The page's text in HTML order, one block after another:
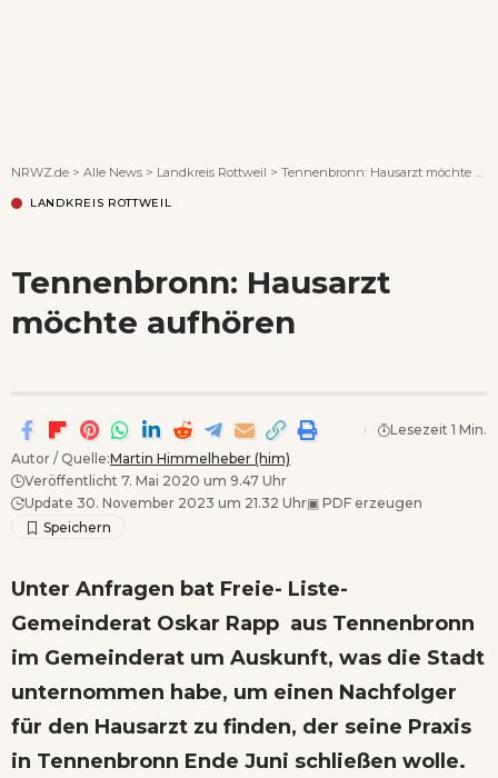
NRWZ.de > Alle News > Landkreis Rottweil > Tennenbronn: Hausarzt möchte aufhören
LANDKREIS ROTTWEIL
Tennenbronn: Hausarzt
möchte aufhören
Autor / Quelle:Martin Himmelheber (him)
Veröffentlicht 7. Mai 2020 um 9.47 Uhr
Update 30. November 2023 um 21.32 Uhr▣ PDF erzeugen
Lesezeit 1 Min.
Unter Anfragen bat Freie- Liste-
Gemeinderat Oskar Rapp aus Tennenbronn
im Gemeinderat um Auskunft, was die Stadt
unternommen habe, um einen Nachfolger
für den Hausarzt zu finden, der seine Praxis
in Tennenbronn Ende Juni schließen wolle.